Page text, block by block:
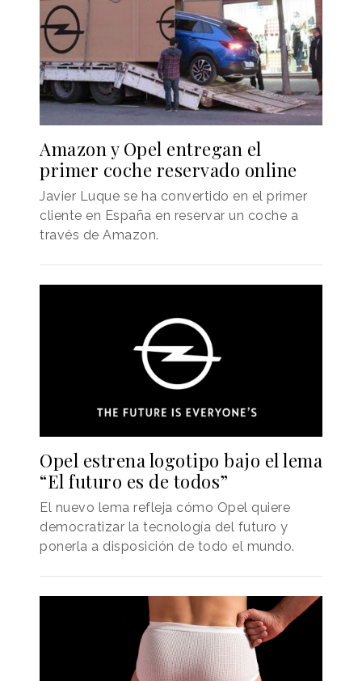
Amazon y Opel entregan el
primer coche reservado online
Javier Luque se ha convertido en el primer
cliente en España en reservar un coche a
través de Amazon.
Opel estrena logotipo bajo el lema
“El futuro es de todos”
El nuevo lema refleja cómo Opel quiere
democratizar la tecnología del futuro y
ponerla a disposición de todo el mundo.